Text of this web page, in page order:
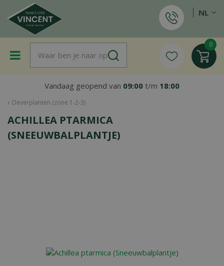
a
Oeverplanten (zone 1-2-3)
Vandaag geopend van 09:00 t/m 18:00
NL
ACHILLEA PTARMICA
(SNEEUWBALPLANTJE)